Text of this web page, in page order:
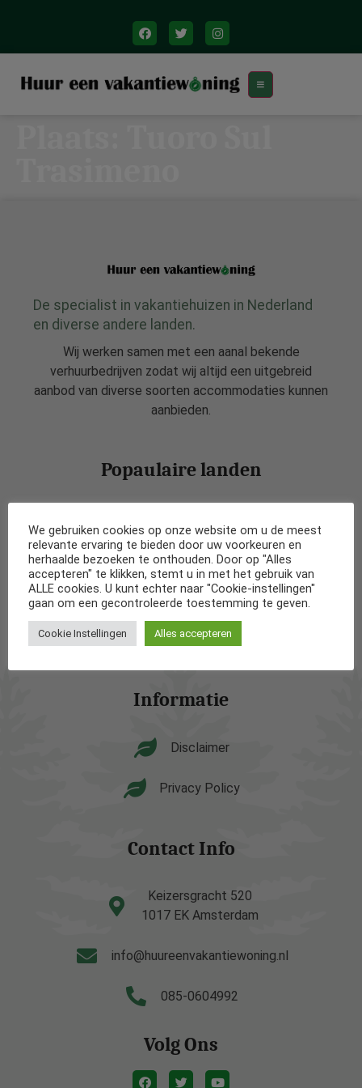
De specialist in vakantiehuizen in Nederland
en diverse andere landen.
Wij werken samen met een aanal bekende
verhuurbedrijven zodat wij altijd een uitgebreid
aanbod van diverse soorten accommodaties kunnen
aanbieden.
Popaulaire landen
Vakantiehuizen in België
Vakantiehuizen in Frankrijk
Vakantiehuizen in Spanje
Informatie
Disclaimer
Privacy Policy
Contact Info
Keizersgracht 520
1017 EK Amsterdam
info@huureenvakantiewoning.nl
085-0604992
Volg Ons
We gebruiken cookies op onze website om u de meest
relevante ervaring te bieden door uw voorkeuren en
herhaalde bezoeken te onthouden. Door op "Alles
accepteren" te klikken, stemt u in met het gebruik van
ALLE cookies. U kunt echter naar "Cookie-instellingen"
gaan om een gecontroleerde toestemming te geven.
Cookie Instellingen Alles accepteren